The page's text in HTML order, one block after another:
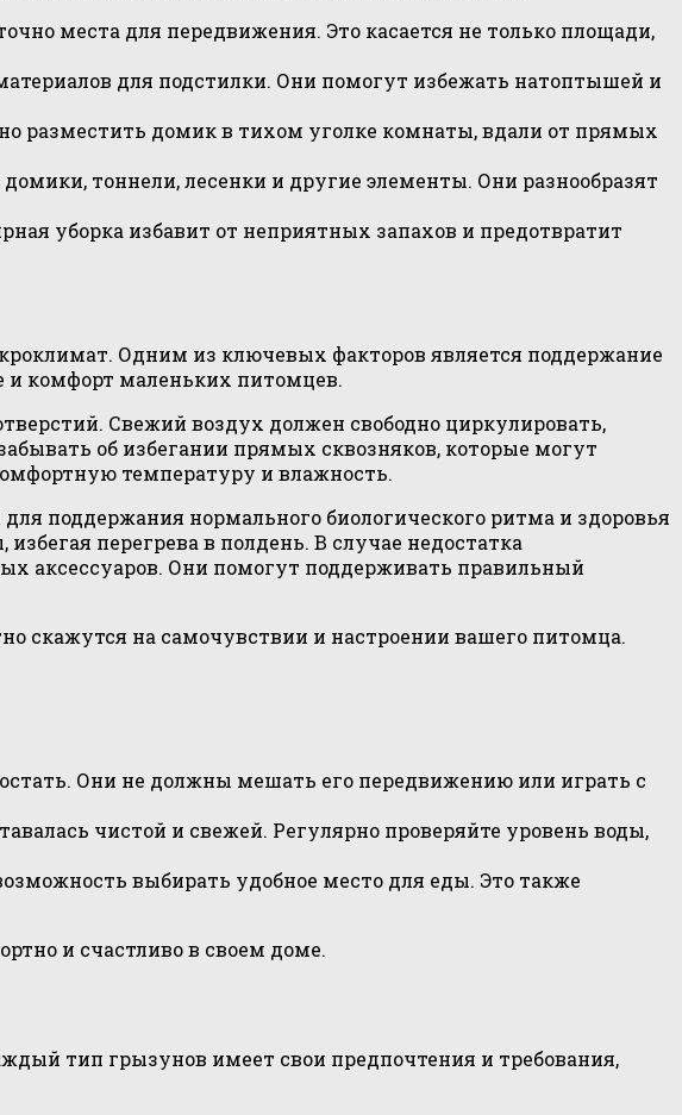
места для передвижения. Это касается не только площади,
для подстилки. Они помогут избежать натоптышей и
разместить домик в тихом уголке комнаты, вдали от прямых
тоннели, лесенки и другие элементы. Они разнообразят
уборка избавит от неприятных запахов и предотвратит
Одним из ключевых факторов является поддержание
и комфорт маленьких питомцев.
Свежий воздух должен свободно циркулировать,
об избегании прямых сквозняков, которые могут
температуру и влажность.
поддержания нормального биологического ритма и здоровья
перегрева в полдень. В случае недостатка
аксессуаров. Они помогут поддерживать правильный
скажутся на самочувствии и настроении вашего питомца.
Они не должны мешать его передвижению или играть с
чистой и свежей. Регулярно проверяйте уровень воды,
выбирать удобное место для еды. Это также
и счастливо в своем доме.
тип грызунов имеет свои предпочтения и требования,